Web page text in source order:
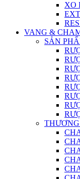
XO
VANG &
SẢN